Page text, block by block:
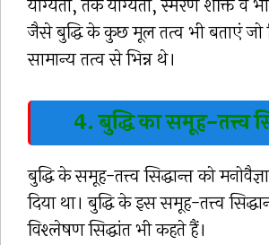
योग्यता, तर्क योग्यता, स्मरण शक्ति व
जैसे बुद्धि के कुछ मूल तत्व भी बताएं जो
सामान्य तत्व से भिन्न थे।
4. बुद्धि का समूह-तत्त्व
बुद्धि के समूह-तत्त्व सिद्धान्त को
दिया था। बुद्धि के इस समूह-तत्त्व
विश्लेषण सिद्धांत भी कहते हैं।